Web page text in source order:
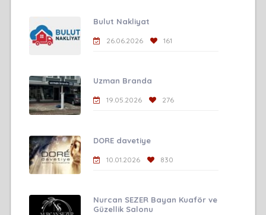
Bulut Nakliyat
26.06.2026 161
Uzman Branda
19.05.2026 276
DORE davetiye
10.01.2026 830
Nurcan SEZER Bayan Kuaför ve
Güzellik Salonu